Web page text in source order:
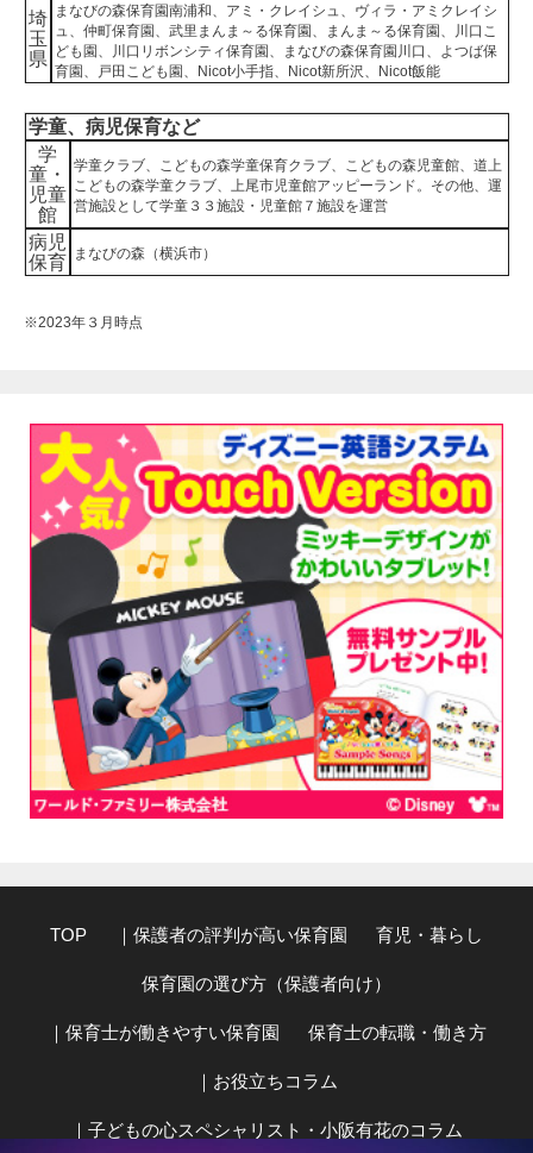
埼
玉
県
まなびの森保育園南浦和、アミ・クレイシュ、ヴィラ・アミクレイシ
ュ、仲町保育園、武里まんま～る保育園、まんま～る保育園、川口こ
ども園、川口リボンシティ保育園、まなびの森保育園川口、よつば保
育園、戸田こども園、Nicot小手指、Nicot新所沢、Nicot飯能
学童、病児保育など
学
童・
児童
館
学童クラブ、こどもの森学童保育クラブ、こどもの森児童館、道上
こどもの森学童クラブ、上尾市児童館アッピーランド。その他、運
営施設として学童３３施設・児童館７施設を運営
病児
保育 まなびの森（横浜市）
※2023年３月時点
TOP ｜保護者の評判が高い保育園 育児・暮らし
保育園の選び方（保護者向け）
｜保育士が働きやすい保育園 保育士の転職・働き方
｜お役立ちコラム
｜子どもの心スペシャリスト・小阪有花のコラム